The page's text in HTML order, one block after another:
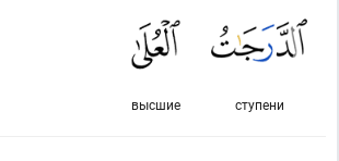
ступени
высшие